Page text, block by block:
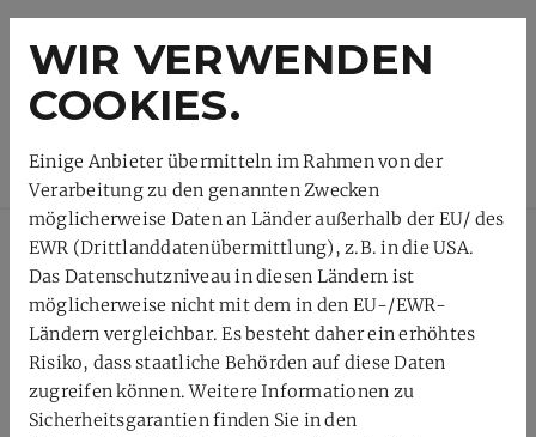
Badmintonverband
Rheinhessen-Pfalz e.V.
WIR VERWENDEN
COOKIES.
Einige Anbieter übermitteln im Rahmen von der
Verarbeitung zu den genannten Zwecken
möglicherweise Daten an Länder außerhalb der EU/ des
EWR (Drittlanddatenübermittlung), z.B. in die USA.
Das Datenschutzniveau in diesen Ländern ist
möglicherweise nicht mit dem in den EU-/EWR-
Ländern vergleichbar. Es besteht daher ein erhöhtes
Risiko, dass staatliche Behörden auf diese Daten
zugreifen können. Weitere Informationen zu
Sicherheitsgarantien finden Sie in den